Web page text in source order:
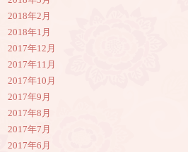
2018年2月
2018年1月
2017年12月
2017年11月
2017年10月
2017年9月
2017年8月
2017年7月
2017年6月